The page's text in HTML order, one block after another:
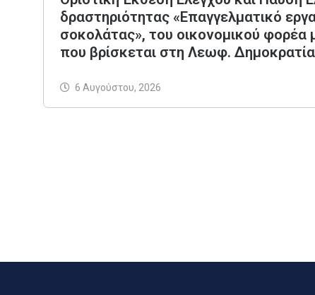
δραστηριότητας «Επαγγελματικό
σοκολάτας», του οικονομικού
που βρίσκεται στη Λεωφ.
6 Αυγούστου, 2026